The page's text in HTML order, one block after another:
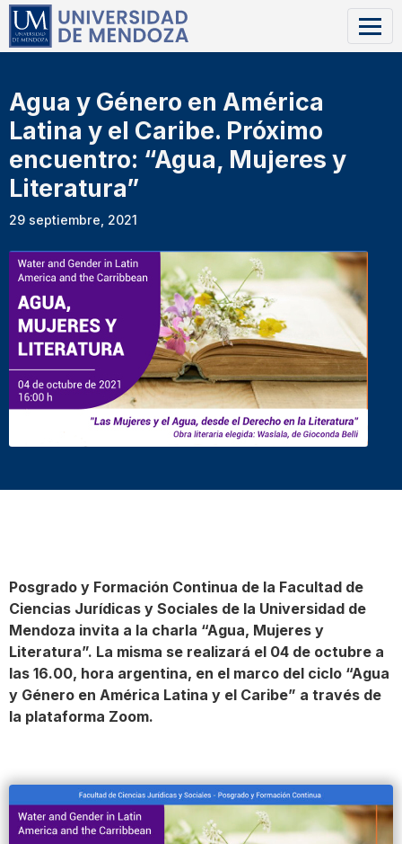
Agua y Género en América
Latina y el Caribe. Próximo
encuentro: “Agua, Mujeres y
Literatura”
29 septiembre, 2021
Posgrado y Formación Continua de la Facultad de
Ciencias Jurídicas y Sociales de la Universidad de
Mendoza invita a la charla “Agua, Mujeres y
Literatura”. La misma se realizará el 04 de octubre a
las 16.00, hora argentina, en el marco del ciclo “Agua
y Género en América Latina y el Caribe” a través de
la plataforma Zoom.